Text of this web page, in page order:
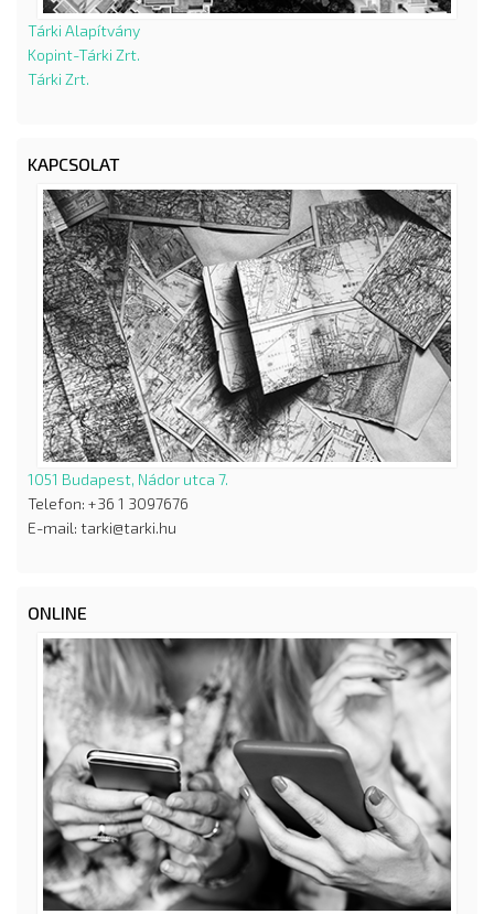
Tárki Alapítvány
Kopint-Tárki Zrt.
Tárki Zrt.
KAPCSOLAT
1051 Budapest, Nádor utca 7.
Telefon: +36 1 3097676
E-mail: tarki@tarki.hu
ONLINE